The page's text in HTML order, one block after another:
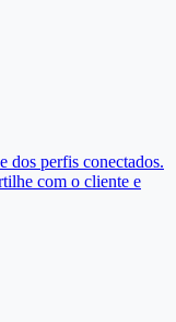
dos perfis conectados.
com o cliente e